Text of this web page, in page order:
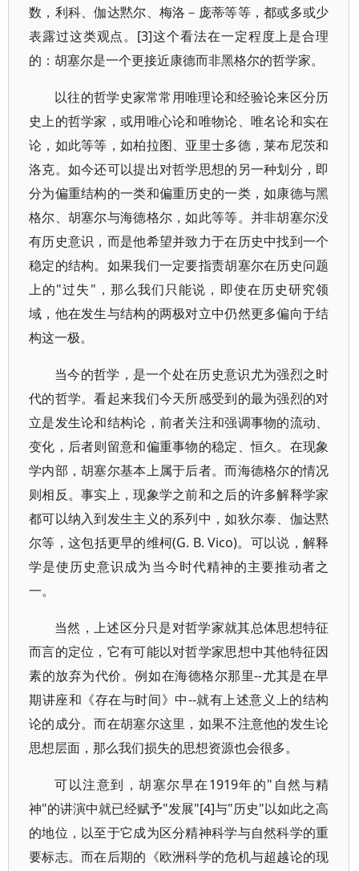
数，利科、伽达黙尔、梅洛－庞蒂等等，都或多或少
表露过这类观点。[3]这个看法在一定程度上是合理
的：胡塞尔是一个更接近康德而非黑格尔的哲学家。
以往的哲学史家常常用唯理论和经验论来区分历
史上的哲学家，或用唯心论和唯物论、唯名论和实在
论，如此等等，如柏拉图、亚里士多德，莱布尼茨和
洛克。如今还可以提出对哲学思想的另一种划分，即
分为偏重结构的一类和偏重历史的一类，如康德与黑
格尔、胡塞尔与海德格尔，如此等等。并非胡塞尔没
有历史意识，而是他希望并致力于在历史中找到一个
稳定的结构。如果我们一定要指责胡塞尔在历史问题
上的"过失"，那么我们只能说，即使在历史研究领
域，他在发生与结构的两极对立中仍然更多偏向于结
构这一极。
当今的哲学，是一个处在历史意识尤为强烈之时
代的哲学。看起来我们今天所感受到的最为强烈的对
立是发生论和结构论，前者关注和强调事物的流动、
变化，后者则留意和偏重事物的稳定、恒久。在现象
学内部，胡塞尔基本上属于后者。而海德格尔的情况
则相反。事实上，现象学之前和之后的许多解释学家
都可以纳入到发生主义的系列中，如狄尔泰、伽达黙
尔等，这包括更早的维柯(G. B. Vico)。可以说，解释
学是使历史意识成为当今时代精神的主要推动者之
一。
当然，上述区分只是对哲学家就其总体思想特征
而言的定位，它有可能以对哲学家思想中其他特征因
素的放弃为代价。例如在海德格尔那里--尤其是在早
期讲座和《存在与时间》中--就有上述意义上的结构
论的成分。而在胡塞尔这里，如果不注意他的发生论
思想层面，那么我们损失的思想资源也会很多。
可以注意到，胡塞尔早在1919年的"自然与精
神"的讲演中就已经赋予"发展"[4]与"历史"以如此之高
的地位，以至于它成为区分精神科学与自然科学的重
要标志。而在后期的《欧洲科学的危机与超越论的现